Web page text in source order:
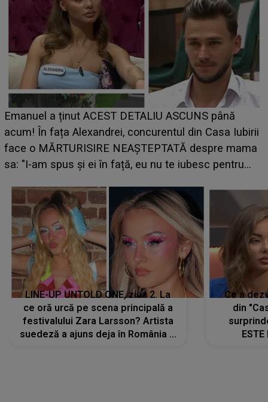
Emanuel a ținut ACEST DETALIU ASCUNS până
acum! În fața Alexandrei, concurentul din Casa Iubirii
face o MĂRTURISIRE NEAȘTEPTATĂ despre mama
sa: "I-am spus și ei în față, eu nu te iubesc pentru
LINE-UP UNTOLD ONE, ziua 2. La
ce oră urcă pe scena principală a
festivalului Zara Larsson? Artista
suedeză a ajuns deja în România și
Ce a
din